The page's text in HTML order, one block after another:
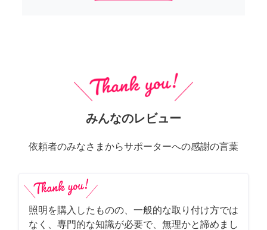
みんなのレビュー
依頼者のみなさまからサポーターへの感謝の言葉
照明を購入したものの、一般的な取り付け方では
なく、専門的な知識が必要で、無理かと諦めまし